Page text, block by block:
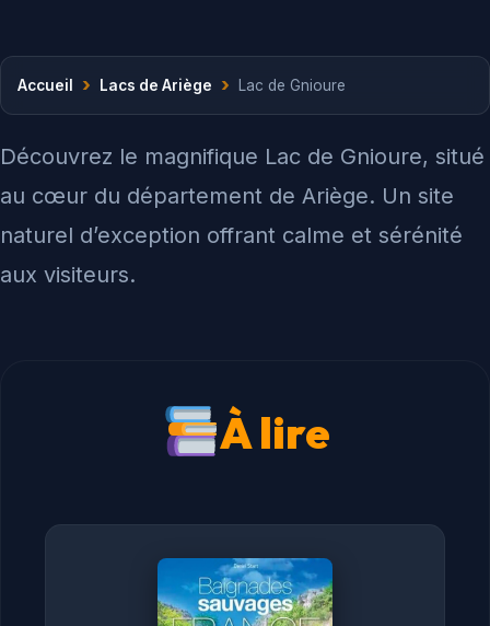
Accueil › Lacs de Ariège › Lac de Gnioure
Découvrez le magnifique Lac de Gnioure, situé
au cœur du département de Ariège. Un site
naturel d’exception offrant calme et sérénité
aux visiteurs.
À lire